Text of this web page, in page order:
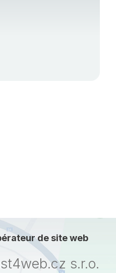
de site web
s.r.o.